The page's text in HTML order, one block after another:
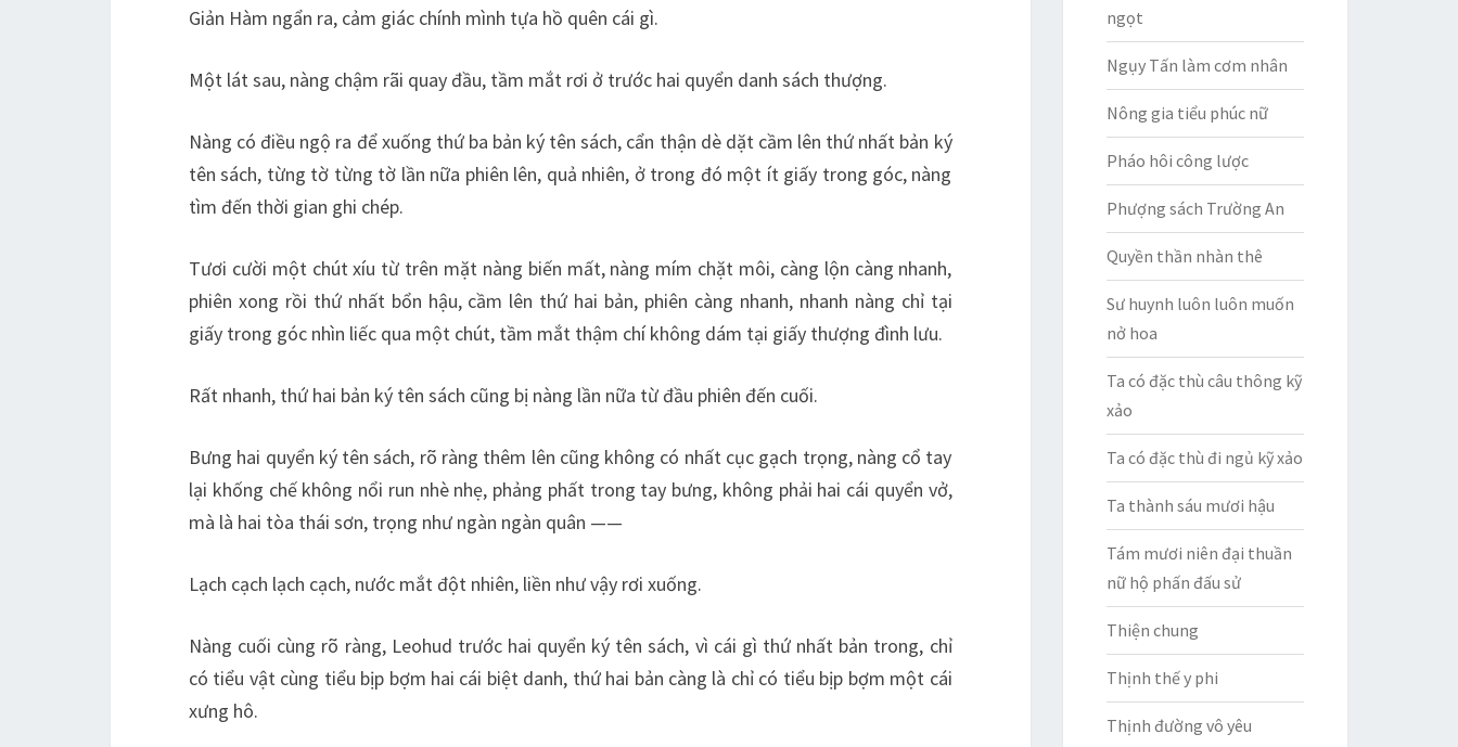
Giản Hàm ngẩn ra, cảm giác chính mình tựa hồ quên cái gì.
Một lát sau, nàng chậm rãi quay đầu, tầm mắt rơi ở trước hai quyển danh sách thượng.
Nàng có điều ngộ ra để xuống thứ ba bản ký tên sách, cẩn thận dè dặt cầm lên thứ nhất bản ký
tên sách, từng tờ từng tờ lần nữa phiên lên, quả nhiên, ở trong đó một ít giấy trong góc, nàng
tìm đến thời gian ghi chép.
Tươi cười một chút xíu từ trên mặt nàng biến mất, nàng mím chặt môi, càng lộn càng nhanh,
phiên xong rồi thứ nhất bổn hậu, cầm lên thứ hai bản, phiên càng nhanh, nhanh nàng chỉ tại
giấy trong góc nhìn liếc qua một chút, tầm mắt thậm chí không dám tại giấy thượng đình lưu.
Rất nhanh, thứ hai bản ký tên sách cũng bị nàng lần nữa từ đầu phiên đến cuối.
Bưng hai quyển ký tên sách, rõ ràng thêm lên cũng không có nhất cục gạch trọng, nàng cổ tay
lại khống chế không nổi run nhè nhẹ, phảng phất trong tay bưng, không phải hai cái quyển vở,
mà là hai tòa thái sơn, trọng như ngàn ngàn quân ——
Lạch cạch lạch cạch, nước mắt đột nhiên, liền như vậy rơi xuống.
Nàng cuối cùng rõ ràng, Leohud trước hai quyển ký tên sách, vì cái gì thứ nhất bản trong, chỉ
có tiểu vật cùng tiểu bịp bợm hai cái biệt danh, thứ hai bản càng là chỉ có tiểu bịp bợm một cái
xưng hô.
ngọt
Ngụy Tấn làm cơm nhân
Nông gia tiểu phúc nữ
Pháo hôi công lược
Phượng sách Trường An
Quyền thần nhàn thê
Sư huynh luôn luôn muốn
nở hoa
Ta có đặc thù câu thông kỹ
xảo
Ta có đặc thù đi ngủ kỹ xảo
Ta thành sáu mươi hậu
Tám mươi niên đại thuần
nữ hộ phấn đấu sử
Thiện chung
Thịnh thế y phi
Thịnh đường vô yêu